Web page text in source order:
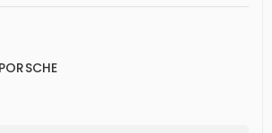
PORSCHE